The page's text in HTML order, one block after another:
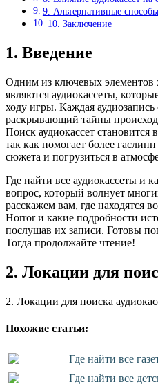
9. Альтернативные
10. Заключение
1. Введение
Одним из ключевых элементов
являются аудиокассеты,
ходу игры. Каждая
раскрывающий тайны
Поиск аудиокассет
так как помогает более
сюжета и погрузиться в
Где найти все аудиокассеты и
вопрос, который волнует
расскажем вам, где находятся
Horror и какие подробности
послушав их записи. Готовы
Тогда продолжайте чтение!
2. Локации для
2. Локации для поиска
Похожие статьи:
Где найти все
Где найти все